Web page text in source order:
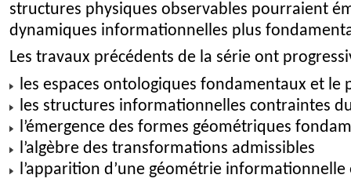
structures physiques observables pourraient
dynamiques informationnelles plus
Les travaux précédents de la série ont
les espaces ontologiques fondamentaux et
les structures informationnelles contraintes
l’émergence des formes géométriques
l’algèbre des transformations admissibles
l’apparition d’une géométrie